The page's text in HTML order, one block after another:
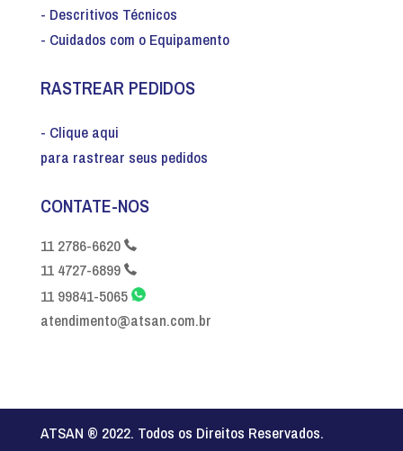
- Descritivos Técnicos
- Cuidados com o Equipamento
RASTREAR PEDIDOS
- Clique aqui
para rastrear seus pedidos
CONTATE-NOS
11 2786-6620
11 4727-6899
11 99841-5065
atendimento@atsan.com.br
ATSAN ® 2022. Todos os Direitos Reservados.